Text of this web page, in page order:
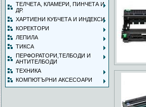
ТЕЛЧЕТА, КЛАМЕРИ, ПИНЧЕТА И
ДР.
ХАРТИЕНИ КУБЧЕТА И ИНДЕКСИ
КОРЕКТОРИ
ЛЕПИЛА
ТИКСА
ПЕРФОРАТОРИ,ТЕЛБОДИ И
АНТИТЕЛБОДИ
ТЕХНИКА
КОМПЮТЪРНИ АКСЕСОАРИ